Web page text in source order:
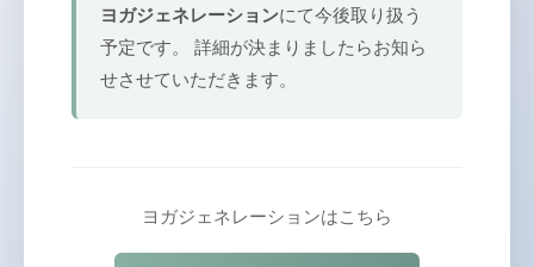
ヨガジェネレーションにて今後取り扱う
予定です。 詳細が決まりましたらお知ら
せさせていただきます。
ヨガジェネレーションはこちら